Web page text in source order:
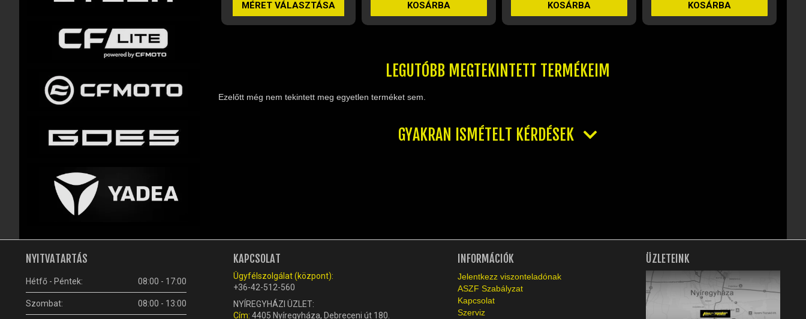
MÉRET VÁLASZTÁSA KOSÁRBA KOSÁRBA KOSÁRBA
LEGUTÓBB MEGTEKINTETT TERMÉKEIM
Ezelőtt még nem tekintett meg egyetlen terméket sem.
GYAKRAN ISMÉTELT KÉRDÉSEK
NYITVATARTÁS
Hétfő - Péntek: 08:00 - 17:00
Szombat: 08:00 - 13:00
KAPCSOLAT
Ügyfélszolgálat (központ):
+36-42-512-560
NYÍREGYHÁZI ÜZLET:
Cím: 4405 Nyíregyháza, Debreceni út 180.
INFORMÁCIÓK
Jelentkezz viszonteladónak
ASZF Szabályzat
Kapcsolat
Szerviz
ÜZLETEINK